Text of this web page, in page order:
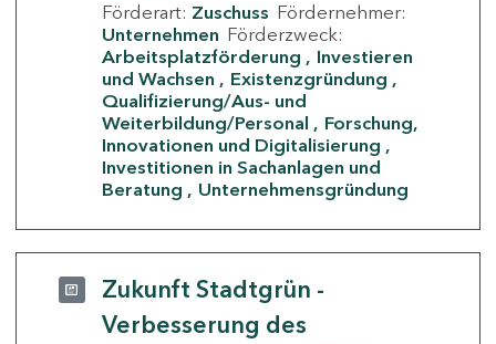
Förderart: Zuschuss Fördernehmer:
Unternehmen Förderzweck:
Arbeitsplatzförderung
Investieren
und Wachsen
Existenzgründung
Qualifizierung/Aus- und
Weiterbildung/Personal
Forschung,
Innovationen und Digitalisierung
Investitionen in Sachanlagen und
Beratung
Unternehmensgründung
Zukunft Stadtgrün -
Verbesserung des